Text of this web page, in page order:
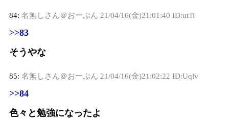
84: 名無しさん＠おーぷん 21/04/16(金)21:01:40 ID:utTi
>>83
そうやな
85: 名無しさん＠おーぷん 21/04/16(金)21:02:22 ID:Uqlv
>>84
色々と勉強になったよ